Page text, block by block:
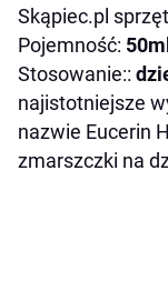
Skąpiec.pl
Pojemność:
Stosowanie::
najistotniejsze
nazwie Eucerin
zmarszczki na